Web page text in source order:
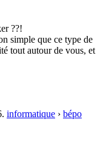
??!
simple que ce type de
tout autour de vous, et
. informatique › bépo